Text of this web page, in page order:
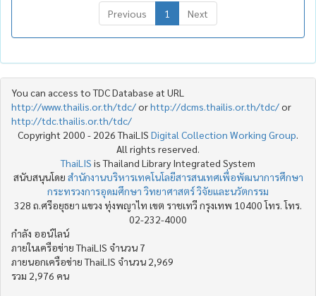
Previous
1 Next
You can access to TDC Database at URL
http://www.thailis.or.th/tdc/orhttp://dcms.thailis.or.th/tdc/or
http://tdc.thailis.or.th/tdc/
Copyright 2000 - 2026 ThaiLIS Digital Collection Working Group
All rights reserved.
ThaiLIS is Thailand Library Integrated System
สนับสนุนโดย สำนักงานบริหารเทคโนโลยีสารสนเทศเพื่อพัฒนาการศึกษา
กระทรวงการอุดมศึกษา วิทยาศาสตร์ วิจัยและนวัตกรรม
328 ถ.ศรีอยุธยา แขวง ทุ่งพญาไท เขต ราชเทวี กรุงเทพ 10400 โทร. โทร.
02-232-4000
กำลัง ออน์ไลน์
ภายในเครือข่าย ThaiLIS จำนวน 7
ภายนอกเครือข่าย ThaiLIS จำนวน 2,969
รวม 2,976 คน